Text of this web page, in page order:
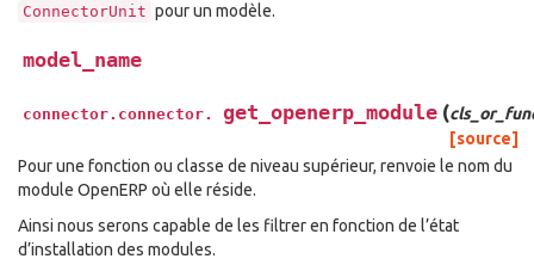
ConnectorUnit pour un modèle.
model_name
connector.connector. get_openerp_module (
[source]
Pour une fonction ou classe de niveau supérieur, renvoie le nom du
module OpenERP où elle réside.
Ainsi nous serons capable de les filtrer en fonction de l’état
d’installation des modules.